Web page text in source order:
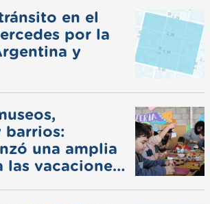
en el
por la
y
barrios:
una amplia
las vacaciones